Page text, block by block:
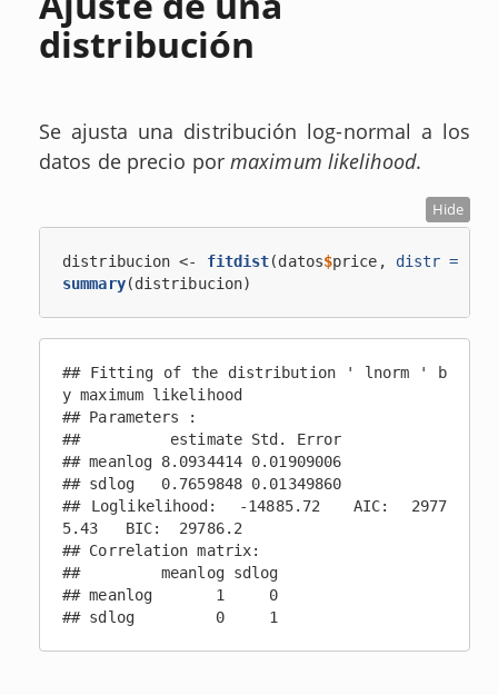
distribución
Se ajusta una distribución log-normal a los
datos de precio pormaximum likelihood.
Hide
distribucion <- fitdist(datos$price, distr =
summary(distribucion)
## Fitting of the distribution ' lnorm ' b
y maximum likelihood
## Parameters :
##          estimate Std. Error
## meanlog 8.0934414 0.01909006
## sdlog   0.7659848 0.01349860
## Loglikelihood:  -14885.72   AIC:  2977
5.43   BIC:  29786.2
## Correlation matrix:
##         meanlog sdlog
## meanlog       1     0
## sdlog         0     1